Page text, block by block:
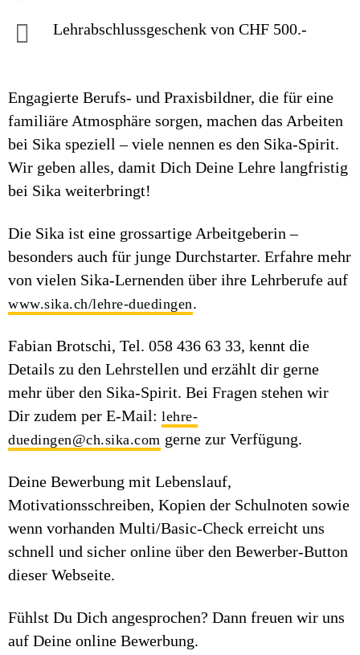
Lehrabschlussgeschenk von CHF 500.-
Engagierte Berufs- und Praxisbildner, die für eine
familiäre Atmosphäre sorgen, machen das Arbeiten
bei Sika speziell – viele nennen es den Sika-Spirit.
Wir geben alles, damit Dich Deine Lehre langfristig
bei Sika weiterbringt!
Die Sika ist eine grossartige Arbeitgeberin –
besonders auch für junge Durchstarter. Erfahre mehr
von vielen Sika-Lernenden über ihre Lehrberufe auf
www.sika.ch/lehre-duedingen.
Fabian Brotschi, Tel. 058 436 63 33, kennt die
Details zu den Lehrstellen und erzählt dir gerne
mehr über den Sika-Spirit. Bei Fragen stehen wir
Dir zudem per E-Mail: lehre-
duedingen@ch.sika.com gerne zur Verfügung.
Deine Bewerbung mit Lebenslauf,
Motivationsschreiben, Kopien der Schulnoten sowie
wenn vorhanden Multi/Basic-Check erreicht uns
schnell und sicher online über den Bewerber-Button
dieser Webseite.
Fühlst Du Dich angesprochen? Dann freuen wir uns
auf Deine online Bewerbung.